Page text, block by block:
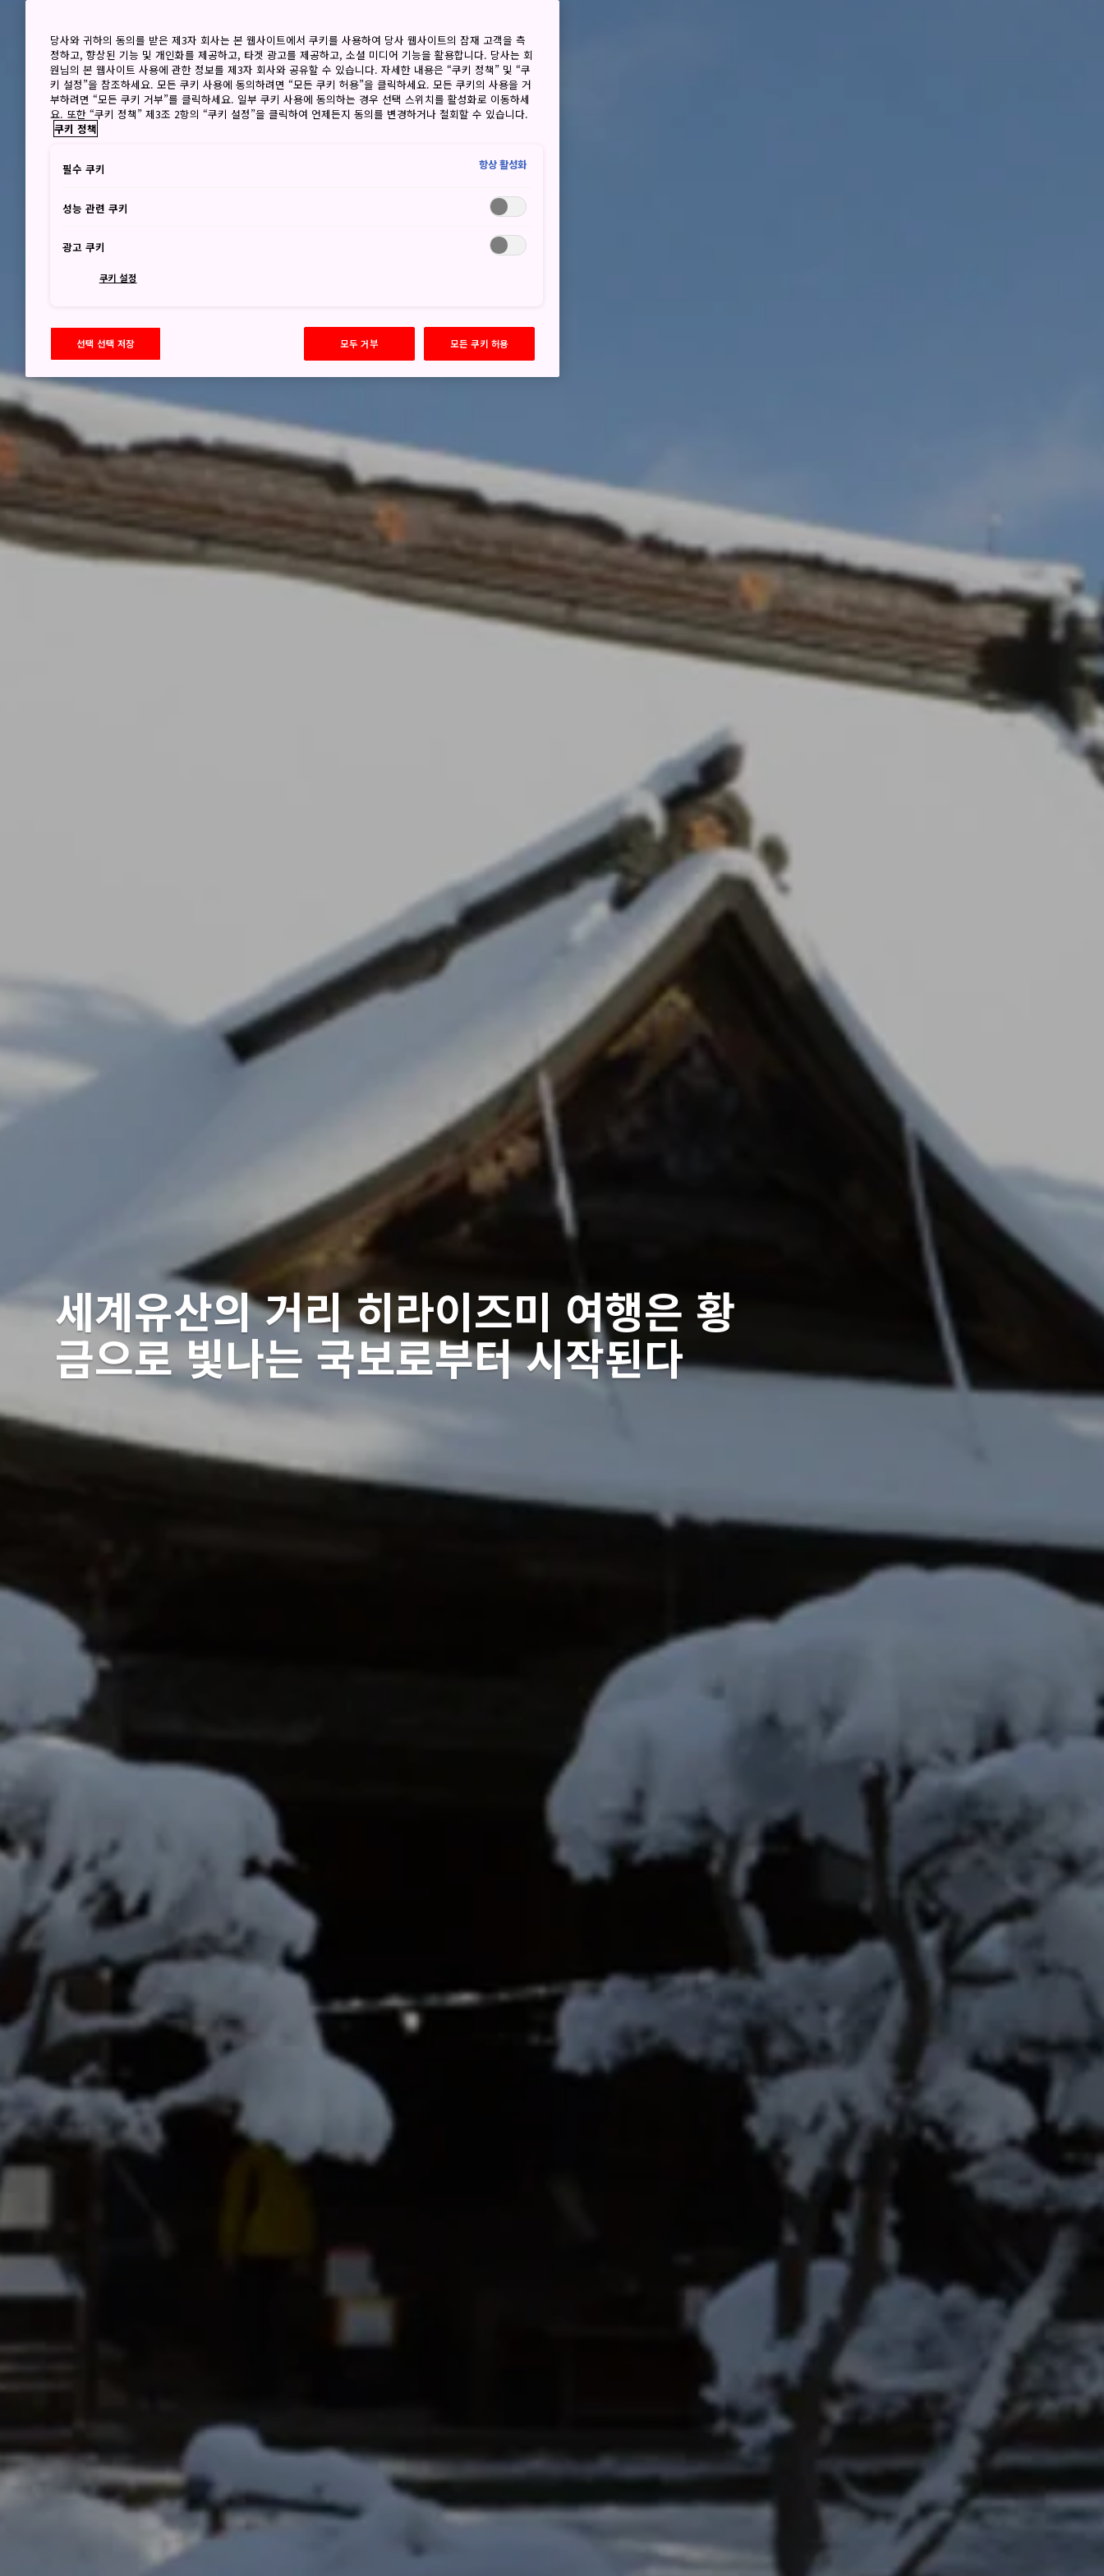
세계유산의 거리 히라이즈미 여행은 황
금으로 빛나는 국보로부터 시작된다
당사와 귀하의 동의를 받은 제3자 회사는 본 웹사이트에서 쿠키를 사용하여 당사 웹사이트의 잠재 고객을 측
정하고, 향상된 기능 및 개인화를 제공하고, 타겟 광고를 제공하고, 소셜 미디어 기능을 활용합니다. 당사는 회
원님의 본 웹사이트 사용에 관한 정보를 제3자 회사와 공유할 수 있습니다. 자세한 내용은 “쿠키 정책” 및 “쿠
키 설정”을 참조하세요. 모든 쿠키 사용에 동의하려면 “모든 쿠키 허용”을 클릭하세요. 모든 쿠키의 사용을 거
부하려면 “모든 쿠키 거부”를 클릭하세요. 일부 쿠키 사용에 동의하는 경우 선택 스위치를 활성화로 이동하세
요. 또한 “쿠키 정책” 제3조 2항의 “쿠키 설정”을 클릭하여 언제든지 동의를 변경하거나 철회할 수 있습니다.
쿠키 정책
필수 쿠키 항상 활성화
성능 관련 쿠키
광고 쿠키
쿠키 설정
선택 선택 저장 모두 거부 모든 쿠키 허용